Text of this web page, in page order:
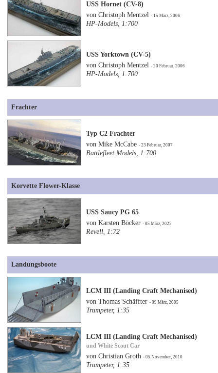
USS Hornet (CV-8)
von Christoph Mentzel- 15 März, 2006
HP-Models, 1:700
USS Yorktown (CV-5)
von Christoph Mentzel- 20 Februar, 2006
HP-Models, 1:700
Frachter
Typ C2 Frachter
von Mike McCabe- 23 Februar, 2007
Battlefleet Models, 1:700
Korvette Flower-Klasse
USS Saucy PG 65
von Karsten Böcker- 05 März, 2022
Revell, 1:72
Landungsboote
LCM III (Landing Craft Mechanised)
von Thomas Schäffter- 09 März, 2005
Trumpeter, 1:35
LCM III (Landing Craft Mechanised)
und White Scout Car
von Christian Groth- 05 November, 2010
Trumpeter, 1:35